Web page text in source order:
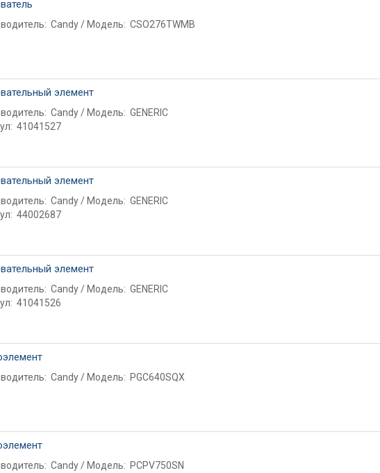
Candy Модель: CSO276TWMB
элемент
Candy Модель: GENERIC
41041527
элемент
Candy Модель: GENERIC
44002687
элемент
Candy Модель: GENERIC
41041526
Candy Модель: PGC640SQX
Candy Модель: PCPV750SN